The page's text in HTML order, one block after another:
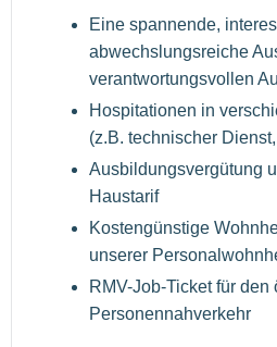
Eine spannende,
abwechslungsreiche
verantwortungsvollen
Hospitationen in
(z.B. technischer
Ausbildungsvergütung
Haustarif
Kostengünstige
unserer
RMV-Job-Ticket für den
Personennahverkehr